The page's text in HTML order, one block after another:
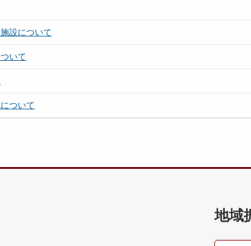
設について
いて
ついて
地域